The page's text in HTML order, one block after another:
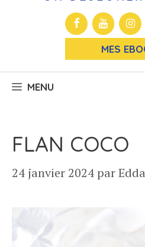
MES
MENU
FLAN COCO
24 janvier 2024 parEdda